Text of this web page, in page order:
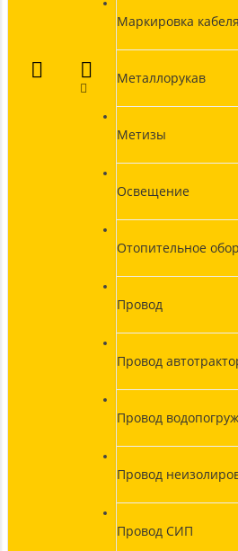
Маркировка кабеля
Металлорукав
Метизы
Освещение
Отопительное
Провод
Провод
Провод
Провод
Провод СИП